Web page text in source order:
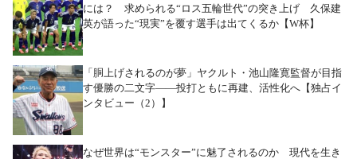
には？ 求められる“ロス五輪世代”の突き上げ 久保建
英が語った“現実”を覆す選手は出てくるか【W杯】
「胴上げされるのが夢」ヤクルト・池山隆寛監督が目指
す優勝の二文字――投打ともに再建、活性化へ【独占イ
ンタビュー（2）】
なぜ世界は“モンスター”に魅了されるのか 現代を生き